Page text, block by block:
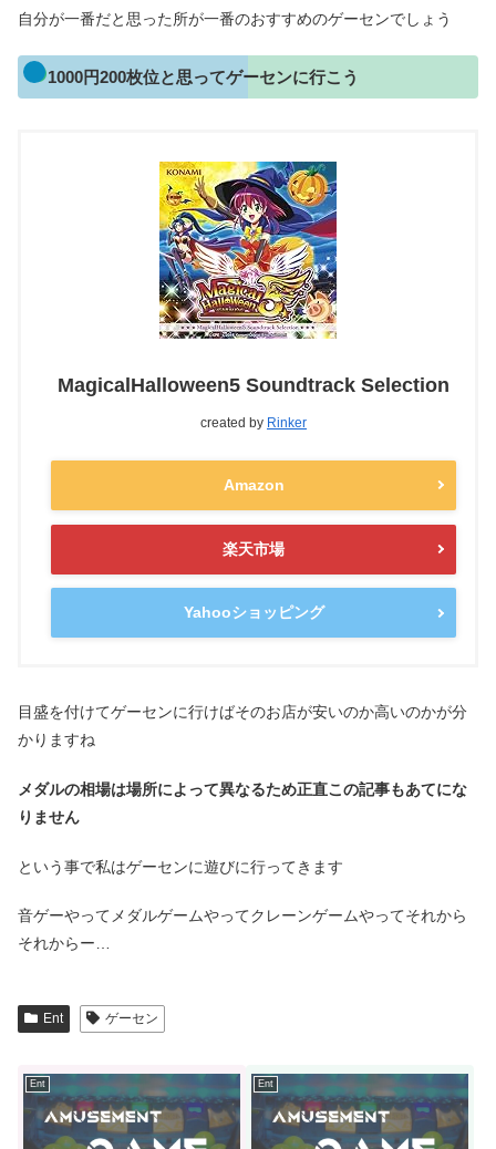
自分が一番だと思った所が一番のおすすめのゲーセンでしょう
1000円200枚位と思ってゲーセンに行こう
MagicalHalloween5 Soundtrack Selection
created by Rinker
Amazon
楽天市場
Yahooショッピング
目盛を付けてゲーセンに行けばそのお店が安いのか高いのかが分
かりますね
メダルの相場は場所によって異なるため正直この記事もあてにな
りません
という事で私はゲーセンに遊びに行ってきます
音ゲーやってメダルゲームやってクレーンゲームやってそれから
それからー…
Ent ゲーセン
Ent Ent